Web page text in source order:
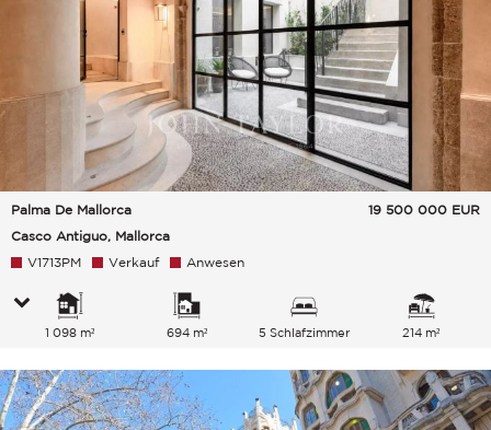
Palma De Mallorca
Casco Antiguo, Mallorca
19 500 000 EUR
V1713PM Verkauf Anwesen
1 098 m² 694 m² 5 Schlafzimmer 214 m²